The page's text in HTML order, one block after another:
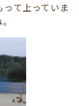
て上っていま